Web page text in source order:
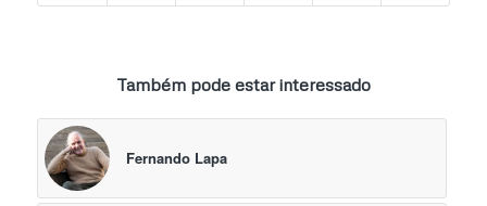
Também pode estar interessado
Fernando Lapa